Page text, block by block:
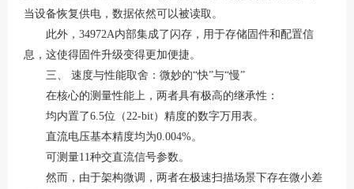
当设备恢复供电，数据依然可以被读取。
此外， 34972A内部集成了闪存，用于存储固件和配置信
息，这使得固件升级变得更加便捷。
三、
速度与性能取舍：微妙的“快”与“慢”
在核心的测量性能上，两者具有极高的继承性：
均内置了6.5位（22-bit）精度的数字万用表。
直流电压基本精度均为0.004%。
可测量11种交直流信号参数。
然而，由于架构微调，两者在极速扫描场景下存在微小差